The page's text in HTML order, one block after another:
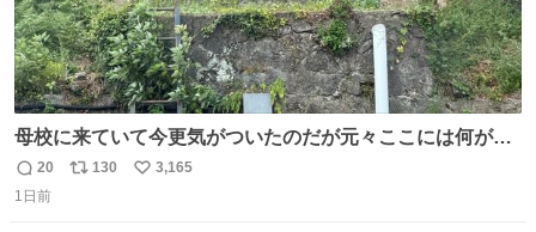
母校に来ていて今更気がついたのだが元々ここには何があ
ったのだろう…？_:(´ཀ`」 ∠):
返
信
20
リ
130
い
3,165
1日前